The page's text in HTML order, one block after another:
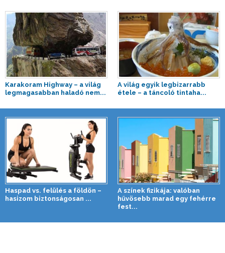
Karakoram Highway – a világ
legmagasabban haladó nem...
A világ egyik legbizarrabb
étele – a táncoló tintaha...
Haspad vs. felülés a földön –
hasizom biztonságosan ...
A színek fizikája: valóban
hűvösebb marad egy fehérre
fest...